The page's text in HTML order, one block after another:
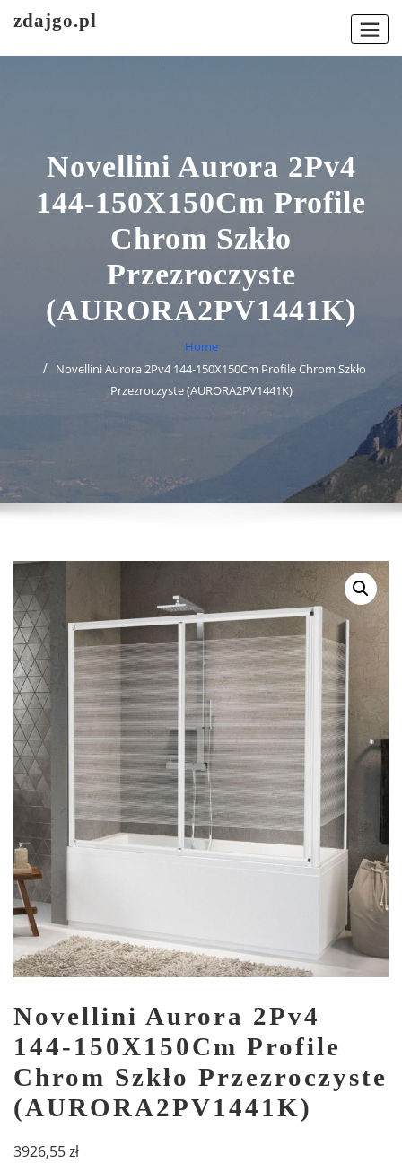
zdajgo.pl
Novellini Aurora 2Pv4
144-150X150Cm Profile
Chrom Szkło
Przezroczyste
(AURORA2PV1441K)
Home
Novellini Aurora 2Pv4 144-150X150Cm Profile Chrom Szkło
Przezroczyste (AURORA2PV1441K)
Novellini Aurora 2Pv4
144-150X150Cm Profile
Chrom Szkło Przezroczyste
(AURORA2PV1441K)
3926,55zł